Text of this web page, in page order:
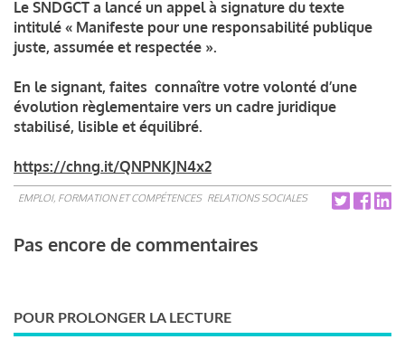
Le SNDGCT a lancé un appel à signature du texte
intitulé « Manifeste pour une responsabilité publique
juste, assumée et respectée ».
En le signant, faites connaître votre volonté d’une
évolution règlementaire vers un cadre juridique
stabilisé, lisible et équilibré.
https://chng.it/QNPNKJN4x2
EMPLOI, FORMATION ET COMPÉTENCES RELATIONS SOCIALES
Pas encore de commentaires
POUR PROLONGER LA LECTURE